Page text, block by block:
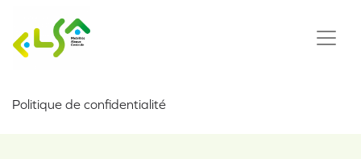
Politique de confidentialité